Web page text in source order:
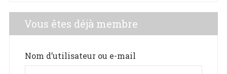
Vous êtes déjà membre
Nom d’utilisateur ou e-mail